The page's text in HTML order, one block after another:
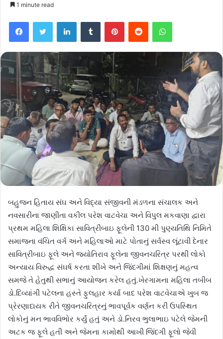
1 minute read
FacebookTwitter LinkedInTumblr PinterestReddit WhatsApp
બહુજન હિતાય સંઘ અને વિદ્યા સંજીવની મંડળના સંચાલક અને
નવસારીના જાણીતા વકીલ પરેશ વાટવેચા અને વિપુલ મકવાણા દ્વારા
પ્રથમ મહિલા શિક્ષિકા સાવિત્રીબાઇ ફૂલેની 130 મી પુણ્યતિથિ નિમિતે
સમાજના વંચિત વર્ગ અને મહિલાઓ માટે પોતાનું સર્વસ્વ લૂંટાવી દેનાર
સાવિત્રીબાઇ ફૂલે અને જ્યોતિરાવ ફૂલેના જીવનચરિત્ર પરથી લોકો
અન્યાય વિરુદ્ધ સંઘર્ષ કરતા શીખે અને જિંદગીમાં શિક્ષણનું મહત્વ
સમજે તે હેતુથી સભાનું આયોજન કરેલ હતું.ખેરગામના મહિલા તબીબ
ડો.દિવ્યાંગી પટેલના હસ્તે ફુલહાર કર્યા બાદ પરેશ વાટવેચાએ ખુબ જ
પ્રેરણાદાયક રીતે જીવનચરિત્રનું ભાવપૂર્વક વર્ણન કરી ઉપસ્થિત
લોકોનું મન ભાવવિભોર કર્યું હતું અને ડો.નિરવ ભુલાભાઇ પટેલે જેમની
અટક જ ફૂલે હતી અને જેમના કામોથી આખી જિંદગી ફૂલો જેવી